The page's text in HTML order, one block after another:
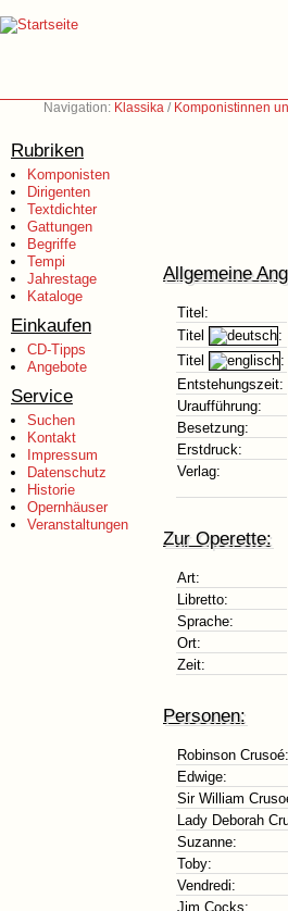
Navigation: Klassika / Komponistinnen
Rubriken
Komponisten
Dirigenten
Textdichter
Gattungen
Begriffe
Tempi
Jahrestage
Kataloge
Einkaufen
CD-Tipps
Angebote
Service
Suchen
Kontakt
Impressum
Datenschutz
Historie
Opernhäuser
Veranstaltungen
Allgemeine
Titel:
Titel
:
Titel
:
Entstehungszeit:
Uraufführung:
Besetzung:
Erstdruck:
Verlag:
Zur Operette:
Art:
Libretto:
Sprache:
Ort:
Zeit:
Personen:
Robinson Crusoé:
Edwige:
Sir William
Lady Deborah
Suzanne:
Toby:
Vendredi:
Jim Cocks: